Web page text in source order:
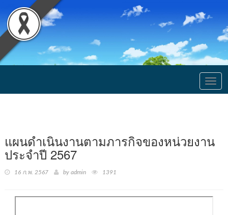
แผนดำเนินงานตามภารกิจของหน่วยงาน
ประจำปี 2567
16 ก.พ. 2567 by admin 1391